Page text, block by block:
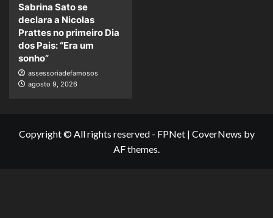
Sabrina Sato se
declara a Nicolas
Prattes no primeiro Dia
dos Pais: “Era um
sonho”
assessoriadefamosos
agosto 9, 2026
Copyright © All rights reserved - FPNet | CoverNews by
AF themes.